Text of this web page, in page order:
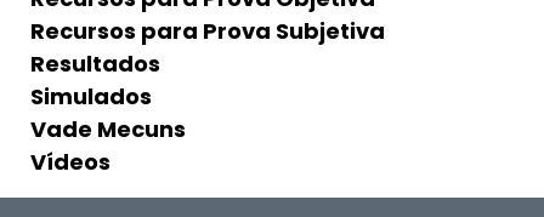
Recursos para Prova Subjetiva
Resultados
Simulados
Vade Mecuns
Vídeos